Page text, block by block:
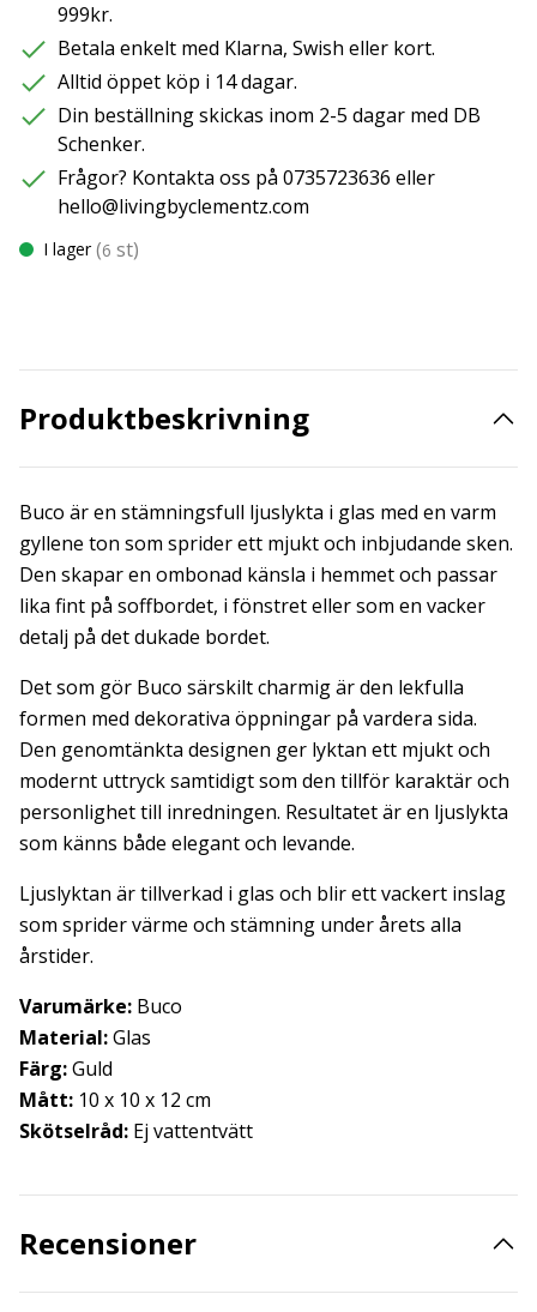
999kr.
Betala enkelt med Klarna, Swish eller kort.
Alltid öppet köp i 14 dagar.
Din beställning skickas inom 2-5 dagar med DB
Schenker.
Frågor? Kontakta oss på 0735723636 eller
hello@livingbyclementz.com
I lager (6 st)
Produktbeskrivning
Buco är en stämningsfull ljuslykta i glas med en varm
gyllene ton som sprider ett mjukt och inbjudande sken.
Den skapar en ombonad känsla i hemmet och passar
lika fint på soffbordet, i fönstret eller som en vacker
detalj på det dukade bordet.
Det som gör Buco särskilt charmig är den lekfulla
formen med dekorativa öppningar på vardera sida.
Den genomtänkta designen ger lyktan ett mjukt och
modernt uttryck samtidigt som den tillför karaktär och
personlighet till inredningen. Resultatet är en ljuslykta
som känns både elegant och levande.
Ljuslyktan är tillverkad i glas och blir ett vackert inslag
som sprider värme och stämning under årets alla
årstider.
Varumärke: Buco
Material:Glas
Färg:Guld
Mått: 10 x 10 x 12 cm
Skötselråd: Ej vattentvätt
Recensioner